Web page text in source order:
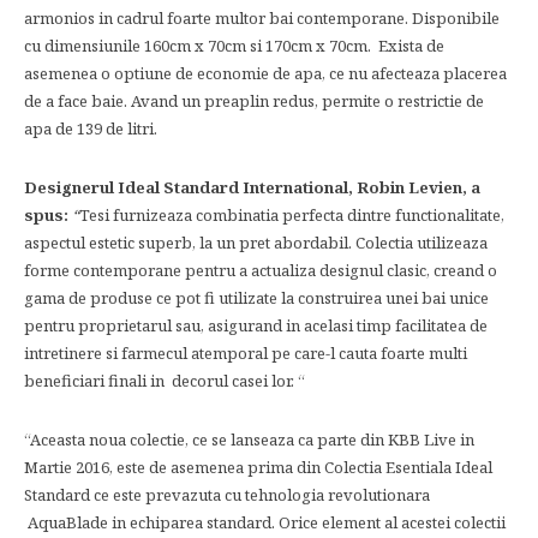
armonios in cadrul foarte multor bai contemporane. Disponibile
cu dimensiunile 160cm x 70cm si 170cm x 70cm. Exista de
asemenea o optiune de economie de apa, ce nu afecteaza placerea
de a face baie. Avand un preaplin redus, permite o restrictie de
apa de 139 de litri.
Designerul Ideal Standard International, Robin Levien, a
spus: “Tesi furnizeaza combinatia perfecta dintre functionalitate,
aspectul estetic superb, la un pret abordabil. Colectia utilizeaza
forme contemporane pentru a actualiza designul clasic, creand o
gama de produse ce pot fi utilizate la construirea unei bai unice
pentru proprietarul sau, asigurand in acelasi timp facilitatea de
intretinere si farmecul atemporal pe care-l cauta foarte multi
beneficiari finali in decorul casei lor. “
“Aceasta noua colectie, ce se lanseaza ca parte din KBB Live in
Martie 2016, este de asemenea prima din Colectia Esentiala Ideal
Standard ce este prevazuta cu tehnologia revolutionara
AquaBlade in echiparea standard. Orice element al acestei colectii